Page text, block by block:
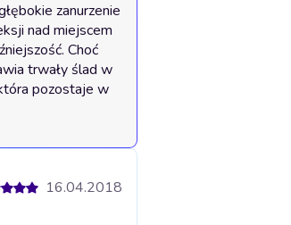
zanurzenie
nad miejscem
Choć
trwały ślad w
pozostaje w
16.04.2018